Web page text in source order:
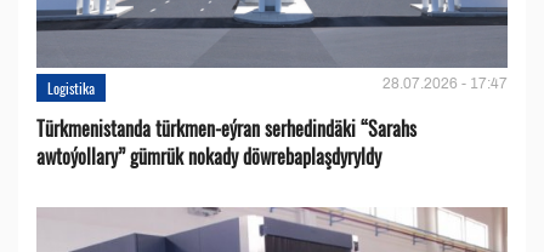
Logistika 28.07.2026 - 17:47
Türkmenistanda türkmen-eýran serhedindäki “Sarahs
awtoýollary” gümrük nokady döwrebaplaşdyryldy